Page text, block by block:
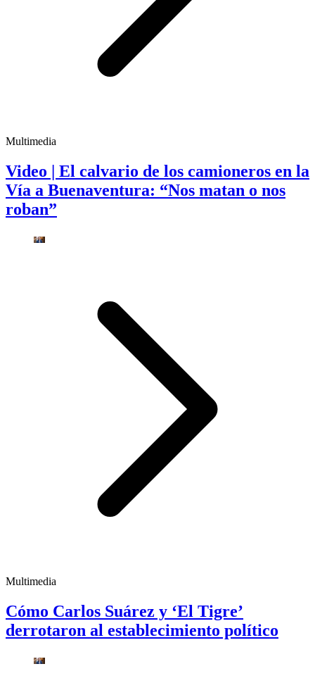
Multimedia
Video | El calvario de los camioneros en la
Vía a Buenaventura: “Nos matan o nos
roban”
Multimedia
Cómo Carlos Suárez y ‘El Tigre’
derrotaron al establecimiento político